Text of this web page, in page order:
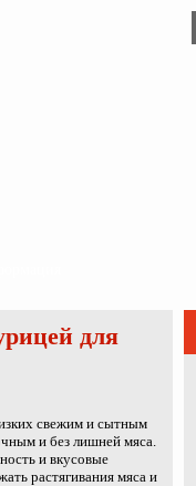
для
свежим и сытным
и без лишней мяса.
и вкусовые
растягивания мяса и